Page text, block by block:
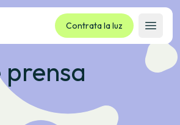
Contrata la luz
Abrir
prensa